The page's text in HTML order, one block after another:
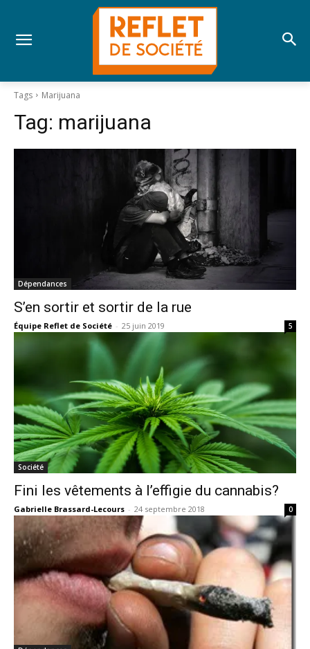
Tags Marijuana
Tag: marijuana
Dépendances
S’en sortir et sortir de la rue
Équipe Reflet de Société - 25 juin 2019 5
Société
Fini les vêtements à l’effigie du cannabis?
Gabrielle Brassard-Lecours - 24 septembre 2018 0